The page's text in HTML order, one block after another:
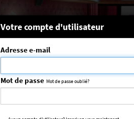
Message système
La séance choisie n'a pas été
Votre compte d'utilisateur
Adresse e-mail
Mot de passe Mot de passe oublié?